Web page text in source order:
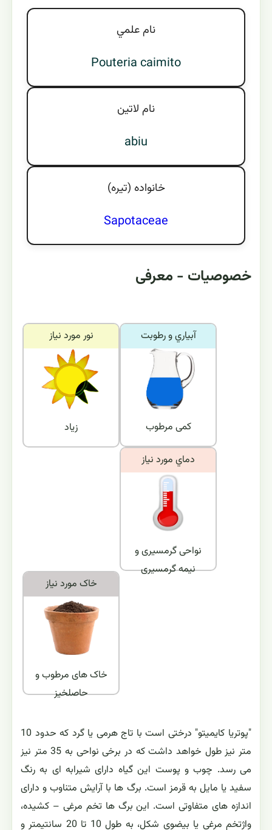
نام علمي
Pouteria caimito
نام لاتين
abiu
خانواده (تيره)
Sapotaceae
خصوصیات - معرفی
نور مورد نياز
زیاد
آبياري و رطوبت
کمی مرطوب
دماي مورد نياز
نواحی گرمسیری و
نیمه گرمسیری
خاک مورد نياز
خاک های مرطوب و
حاصلخیز
"پوتریا کایمیتو" درختی است با تاج هرمی یا گرد که حدود 10
متر نیز طول خواهد داشت که در برخی نواحی به 35 متر نیز
می رسد. چوب و پوست این گیاه دارای شیرابه ای به رنگ
سفید یا مایل به قرمز است. برگ ها با آرایش متناوب و دارای
اندازه های متفاوتی است. این برگ ها تخم مرغی – کشیده،
واژتخم مرغی یا بیضوی شکل، به طول 10 تا 20 سانتیمتر و